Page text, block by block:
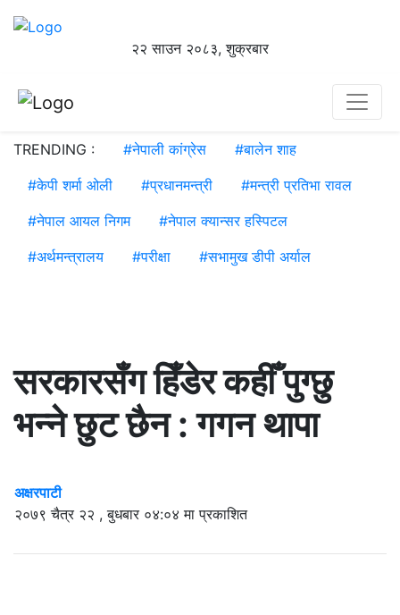
२२ साउन २०८३, शुक्रबार
TRENDING : #नेपाली कांग्रेस #बालेन शाह
#केपी शर्मा ओली #प्रधानमन्त्री #मन्त्री प्रतिभा रावल
#नेपाल आयल निगम #नेपाल क्यान्सर हस्पिटल
#अर्थमन्त्रालय #परीक्षा #सभामुख डीपी अर्याल
सरकारसँग हिँडेर कहीँ पुग्छु
भन्ने छुट छैन : गगन थापा
अक्षरपाटी
२०७९ चैत्र २२ , बुधबार ०४:०४ मा प्रकाशित